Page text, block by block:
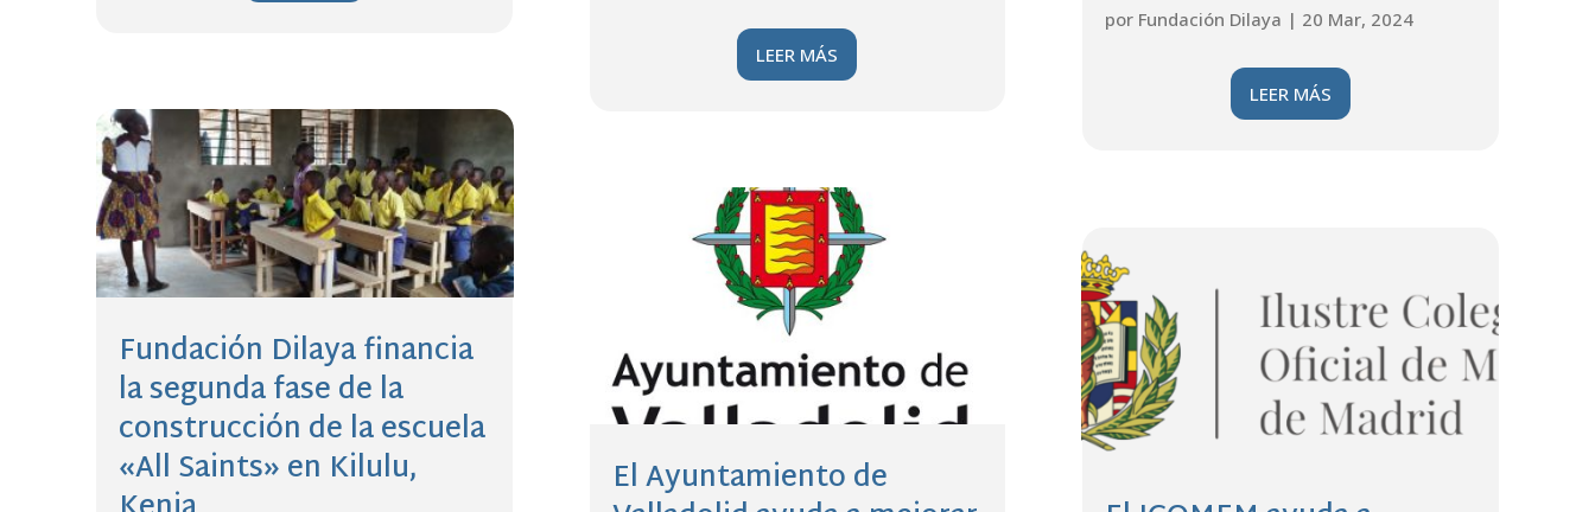
Fundación Dilaya financia
la segunda fase de la
construcción de la escuela
«All Saints» en Kilulu,
LEER MÁS
El Ayuntamiento de
por Fundación Dilaya | 20 Mar, 2024
LEER MÁS